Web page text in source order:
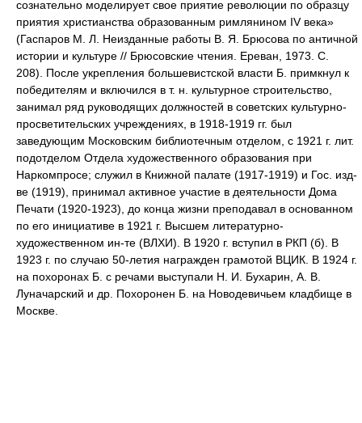
сознательно моделирует свое приятие революции по образцу
приятия христианства образованным римлянином IV века»
(Гаспаров М. Л. Неизданные работы В. Я. Брюсова по античной
истории и культуре // Брюсовские чтения. Ереван, 1973. С.
208). После укрепления большевистской власти Б. примкнул к
победителям и включился в т. н. культурное строительство,
занимал ряд руководящих должностей в советских культурно-
просветительских учреждениях, в 1918-1919 гг. был
заведующим Московским библиотечным отделом, с 1921 г. лит.
подотделом Отдела художественного образования при
Наркомпросе; служил в Книжной палате (1917-1919) и Гос. изд-
ве (1919), принимал активное участие в деятельности Дома
Печати (1920-1923), до конца жизни преподавал в основанном
по его инициативе в 1921 г. Высшем литературно-
художественном ин-те (ВЛХИ). В 1920 г. вступил в РКП (б). В
1923 г. по случаю 50-летия награжден грамотой ВЦИК. В 1924 г.
на похоронах Б. с речами выступали Н. И. Бухарин, А. В.
Луначарский и др. Похоронен Б. на Новодевичьем кладбище в
Москве.